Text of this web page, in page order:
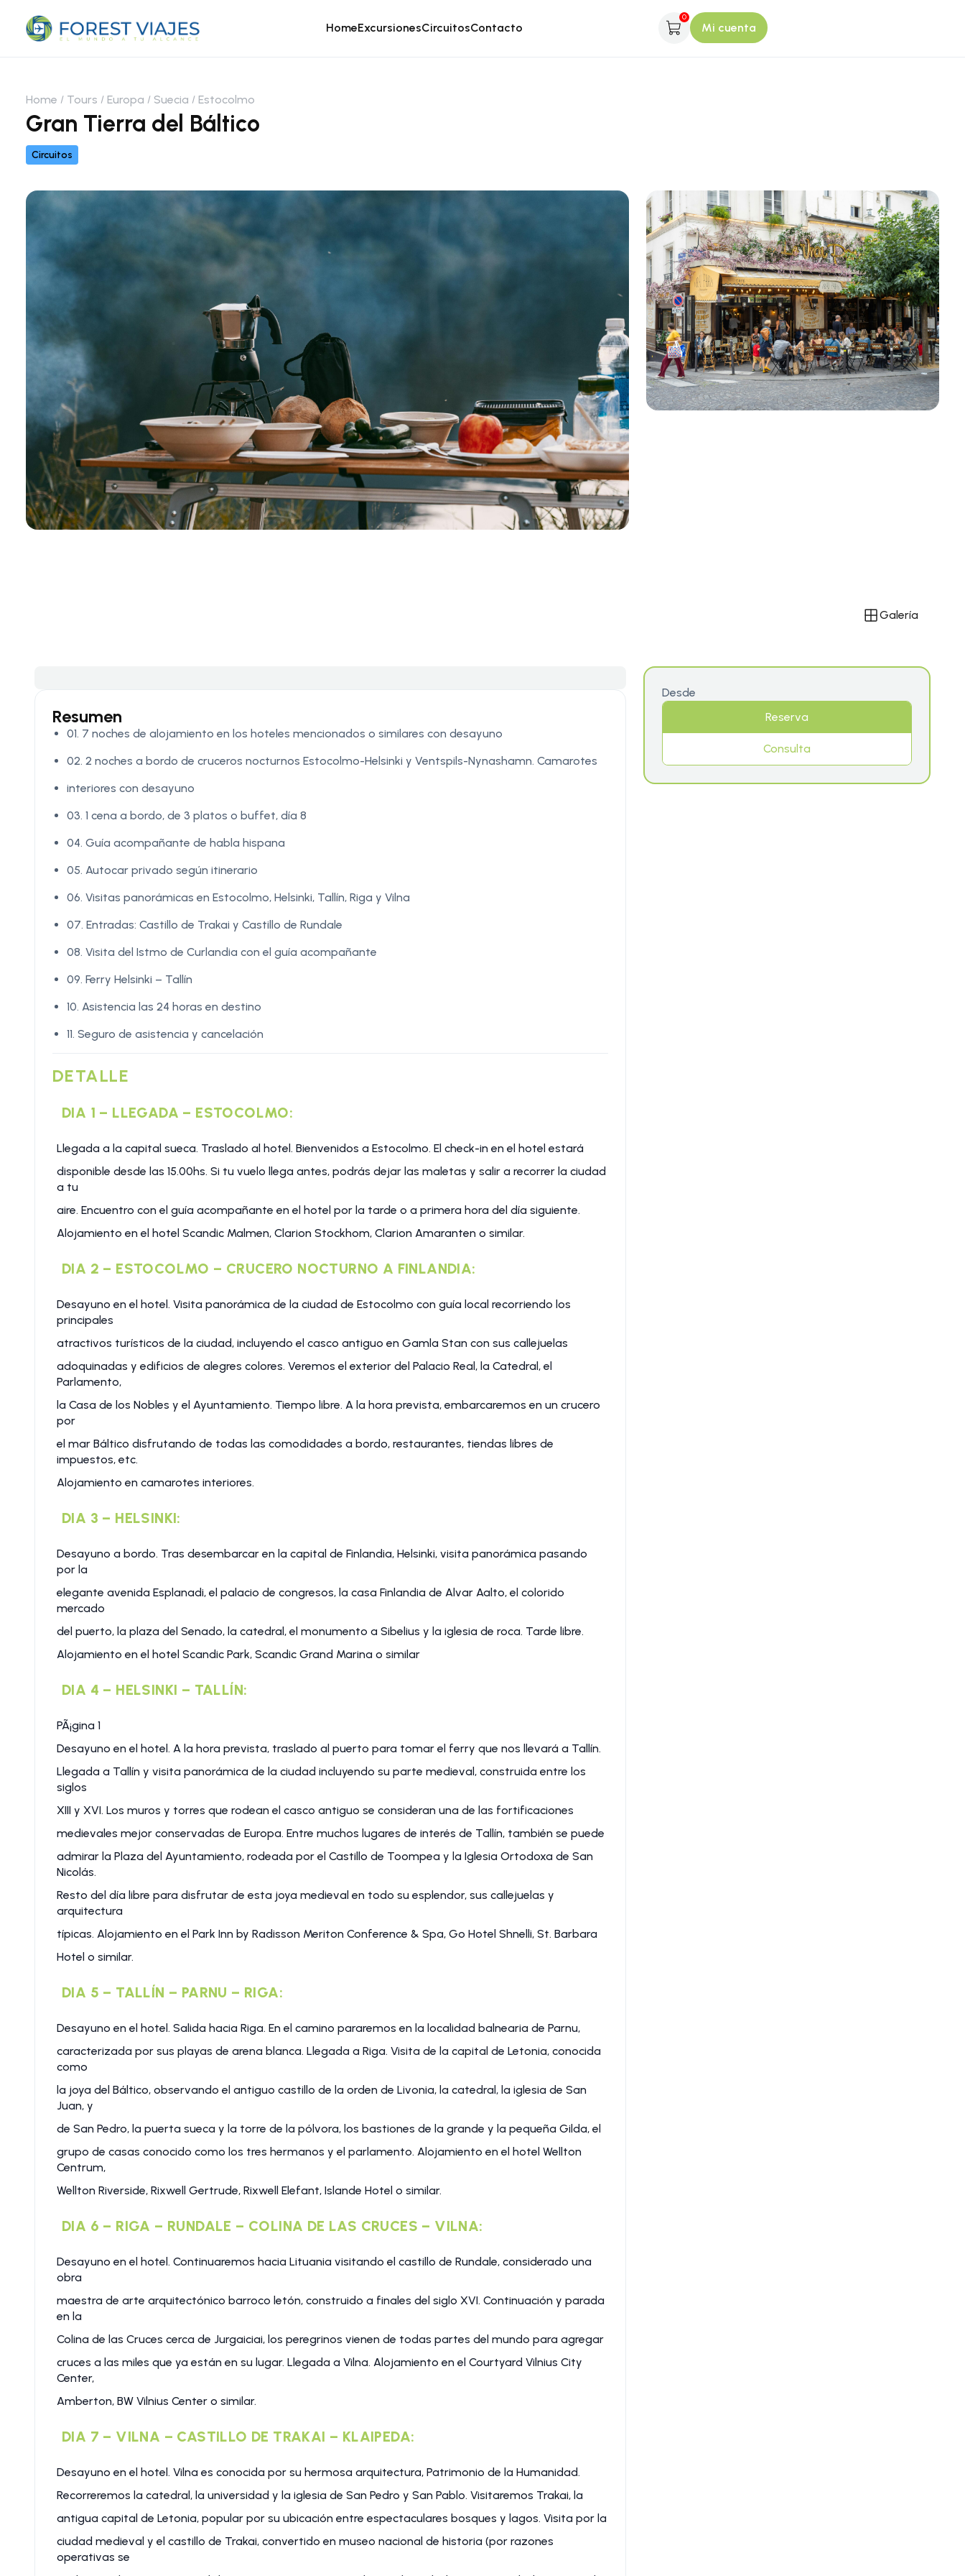
HomeExcursionesCircuitosContacto
0
Mi cuenta
Home Tours Europa Suecia Estocolmo
Gran Tierra del Báltico
Circuitos
Galería
Resumen
01. 7 noches de alojamiento en los hoteles mencionados o similares con desayuno
02. 2 noches a bordo de cruceros nocturnos Estocolmo-Helsinki y Ventspils-Nynashamn. Camarotes
interiores con desayuno
03. 1 cena a bordo, de 3 platos o buffet, día 8
04. Guía acompañante de habla hispana
05. Autocar privado según itinerario
06. Visitas panorámicas en Estocolmo, Helsinki, Tallín, Riga y Vilna
07. Entradas: Castillo de Trakai y Castillo de Rundale
08. Visita del Istmo de Curlandia con el guía acompañante
09. Ferry Helsinki – Tallín
10. Asistencia las 24 horas en destino
11. Seguro de asistencia y cancelación
DETALLE
DIA 1 – LLEGADA – ESTOCOLMO:
Llegada a la capital sueca. Traslado al hotel. Bienvenidos a Estocolmo. El check-in en el hotel estará
disponible desde las 15.00hs. Si tu vuelo llega antes, podrás dejar las maletas y salir a recorrer la ciudad
a tu
aire. Encuentro con el guía acompañante en el hotel por la tarde o a primera hora del día siguiente.
Alojamiento en el hotel Scandic Malmen, Clarion Stockhom, Clarion Amaranten o similar.
DIA 2 – ESTOCOLMO – CRUCERO NOCTURNO A FINLANDIA:
Desayuno en el hotel. Visita panorámica de la ciudad de Estocolmo con guía local recorriendo los
principales
atractivos turísticos de la ciudad, incluyendo el casco antiguo en Gamla Stan con sus callejuelas
adoquinadas y edificios de alegres colores. Veremos el exterior del Palacio Real, la Catedral, el
Parlamento,
la Casa de los Nobles y el Ayuntamiento. Tiempo libre. A la hora prevista, embarcaremos en un crucero
por
el mar Báltico disfrutando de todas las comodidades a bordo, restaurantes, tiendas libres de
impuestos, etc.
Alojamiento en camarotes interiores.
DIA 3 – HELSINKI:
Desayuno a bordo. Tras desembarcar en la capital de Finlandia, Helsinki, visita panorámica pasando
por la
elegante avenida Esplanadi, el palacio de congresos, la casa Finlandia de Alvar Aalto, el colorido
mercado
del puerto, la plaza del Senado, la catedral, el monumento a Sibelius y la iglesia de roca. Tarde libre.
Alojamiento en el hotel Scandic Park, Scandic Grand Marina o similar
DIA 4 – HELSINKI – TALLÍN:
PÃ¡gina 1
Desayuno en el hotel. A la hora prevista, traslado al puerto para tomar el ferry que nos llevará a Tallín.
Llegada a Tallín y visita panorámica de la ciudad incluyendo su parte medieval, construida entre los
siglos
XIII y XVI. Los muros y torres que rodean el casco antiguo se consideran una de las fortificaciones
medievales mejor conservadas de Europa. Entre muchos lugares de interés de Tallín, también se puede
admirar la Plaza del Ayuntamiento, rodeada por el Castillo de Toompea y la Iglesia Ortodoxa de San
Nicolás.
Resto del día libre para disfrutar de esta joya medieval en todo su esplendor, sus callejuelas y
arquitectura
típicas. Alojamiento en el Park Inn by Radisson Meriton Conference & Spa, Go Hotel Shnelli, St. Barbara
Hotel o similar.
DIA 5 – TALLÍN – PARNU – RIGA:
Desayuno en el hotel. Salida hacia Riga. En el camino pararemos en la localidad balnearia de Parnu,
caracterizada por sus playas de arena blanca. Llegada a Riga. Visita de la capital de Letonia, conocida
como
la joya del Báltico, observando el antiguo castillo de la orden de Livonia, la catedral, la iglesia de San
Juan, y
de San Pedro, la puerta sueca y la torre de la pólvora, los bastiones de la grande y la pequeña Gilda, el
grupo de casas conocido como los tres hermanos y el parlamento. Alojamiento en el hotel Wellton
Centrum,
Wellton Riverside, Rixwell Gertrude, Rixwell Elefant, Islande Hotel o similar.
DIA 6 – RIGA – RUNDALE – COLINA DE LAS CRUCES – VILNA:
Desayuno en el hotel. Continuaremos hacia Lituania visitando el castillo de Rundale, considerado una
obra
maestra de arte arquitectónico barroco letón, construido a finales del siglo XVI. Continuación y parada
en la
Colina de las Cruces cerca de Jurgaiciai, los peregrinos vienen de todas partes del mundo para agregar
cruces a las miles que ya están en su lugar. Llegada a Vilna. Alojamiento en el Courtyard Vilnius City
Center,
Amberton, BW Vilnius Center o similar.
DIA 7 – VILNA – CASTILLO DE TRAKAI – KLAIPEDA:
Desayuno en el hotel. Vilna es conocida por su hermosa arquitectura, Patrimonio de la Humanidad.
Recorreremos la catedral, la universidad y la iglesia de San Pedro y San Pablo. Visitaremos Trakai, la
antigua capital de Letonia, popular por su ubicación entre espectaculares bosques y lagos. Visita por la
ciudad medieval y el castillo de Trakai, convertido en museo nacional de historia (por razones
operativas se
Desde
Reserva
Consulta